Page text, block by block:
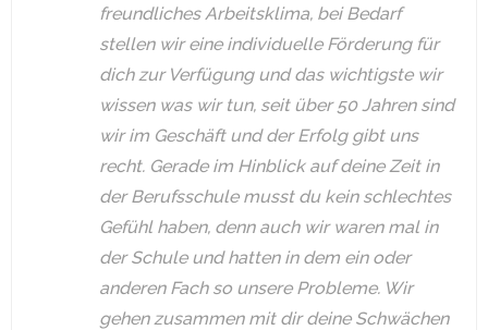
freundliches Arbeitsklima, bei Bedarf
stellen wir eine individuelle Förderung für
dich zur Verfügung und das wichtigste wir
wissen was wir tun, seit über 50 Jahren sind
wir im Geschäft und der Erfolg gibt uns
recht. Gerade im Hinblick auf deine Zeit in
der Berufsschule musst du kein schlechtes
Gefühl haben, denn auch wir waren mal in
der Schule und hatten in dem ein oder
anderen Fach so unsere Probleme. Wir
gehen zusammen mit dir deine Schwächen